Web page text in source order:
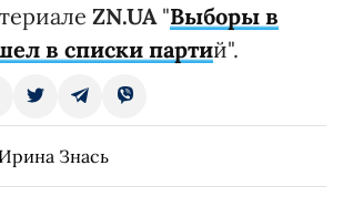
кандидатов в
округам.
свежем опросе группы
"Слуга народа" готовы
тех, кто намерен
определился с симпатиями.